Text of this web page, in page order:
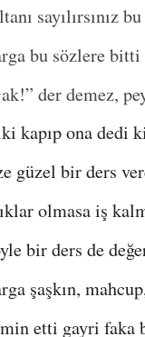
sayılırsınız
bu sözlere bitti
der demez,
kapıp ona dedi
güzel bir ders
olmasa iş
bir ders de
şaşkın,
etti gayri faka